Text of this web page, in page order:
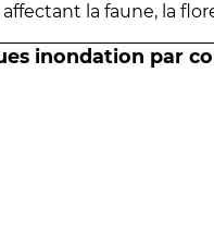
la faune, la
inondation par